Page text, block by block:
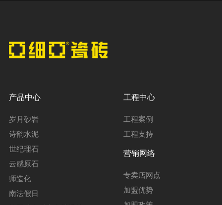
产品中心
岁月砂岩
诗韵水泥
世纪理石
云感原石
师造化
南法假日
工程中心
工程案例
工程支持
营销网络
专卖店网点
加盟优势